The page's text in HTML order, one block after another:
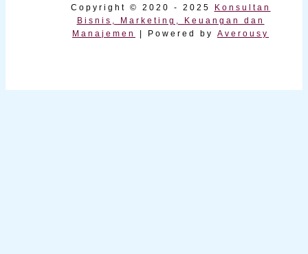
Copyright © 2020 - 2025
Konsultan
Bisnis, Marketing, Keuangan dan
Manajemen
| Powered by Averousy